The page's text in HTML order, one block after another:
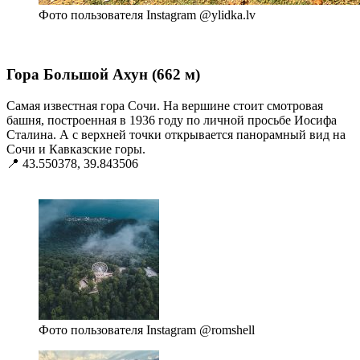
Фото пользователя Instagram @ylidka.lv
Гора Большой Ахун (662 м)
Самая известная гора Сочи. На вершине стоит смотровая
башня, построенная в 1936 году по личной просьбе Иосифа
Сталина. А с верхней точки открывается панорамный вид на
Сочи и Кавказские горы.
📍 43.550378, 39.843506
Фото пользователя Instagram @romshell